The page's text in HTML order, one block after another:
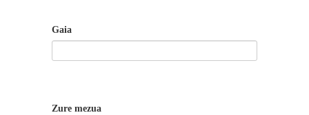
Gaia
Zure mezua